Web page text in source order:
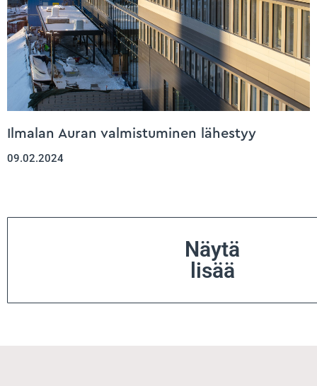
Ilmalan Auran valmistuminen lähestyy
09.02.2024
Näytä
lisää